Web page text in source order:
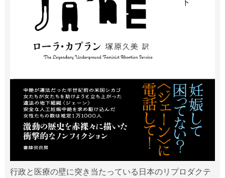
行政と医療の壁に突き当たっている日本のリプロダクテ